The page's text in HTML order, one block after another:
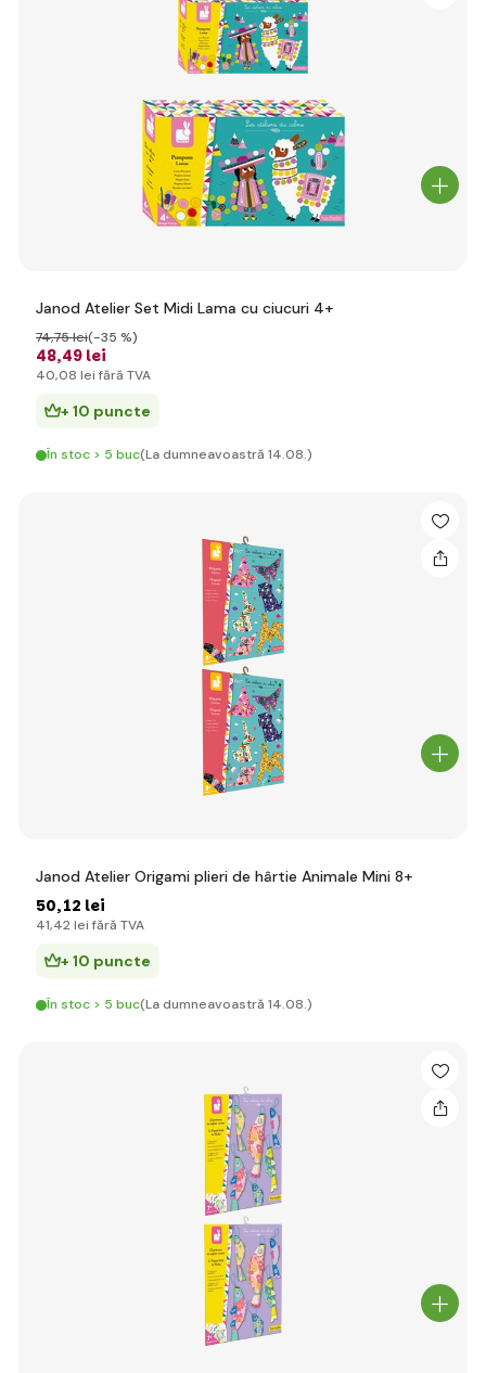
Janod Atelier Set Midi Lama cu ciucuri 4+
48,49 lei
74,75 lei(-35 %)
40,08 lei fără TVA
+ 10 puncte
În stoc > 5 buc(La dumneavoastră 14.08.)
Janod Atelier Origami plieri de hârtie Animale Mini 8+
50,12 lei
41,42 lei fără TVA
+ 10 puncte
În stoc > 5 buc(La dumneavoastră 14.08.)